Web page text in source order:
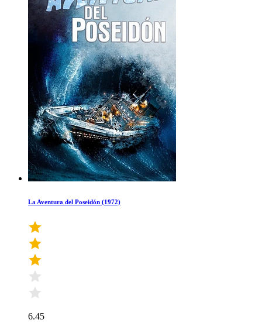
La Aventura del Poseidón (1972)
6.45